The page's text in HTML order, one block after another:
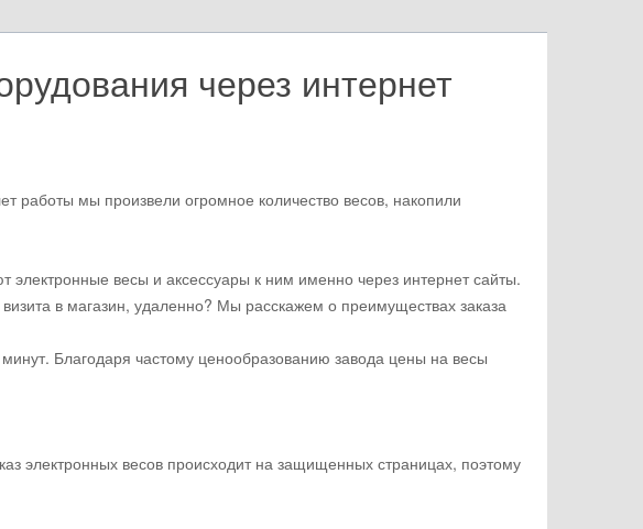
через интернет
мы произвели огромное количество весов, накопили
весы и аксессуары к ним именно через интернет сайты.
в магазин, удаленно? Мы расскажем о преимуществах заказа
Благодаря частому ценообразованию завода цены на весы
электронных весов происходит на защищенных страницах, поэтому